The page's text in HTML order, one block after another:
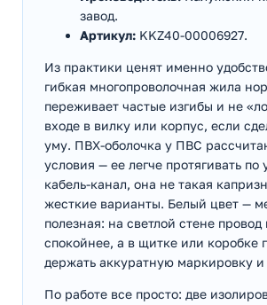
завод.
Артикул: KKZ40-00006927.
Из практики ценят именно
гибкая многопроволочная жила
переживает частые изгибы и не
входе в вилку или корпус, если
уму. ПВХ-оболочка у ПВС
условия — ее легче протягивать по
кабель-канал, она не такая
жесткие варианты. Белый цвет —
полезная: на светлой стене провод
спокойнее, а в щитке или коробке
держать аккуратную маркировку и
По работе все просто: две